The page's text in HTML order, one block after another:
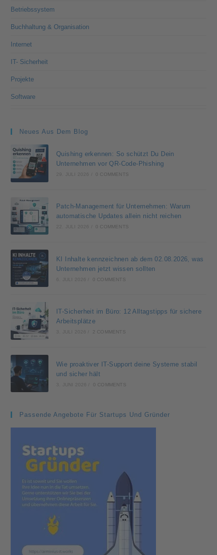
Betriebssystem
Buchhaltung & Organisation
Internet
IT- Sicherheit
Projekte
Software
Neues Aus Dem Blog
Quishing erkennen: So schützt Du Dein
Unternehmen vor QR-Code-Phishing
29. JULI 2026 0 COMMENTS
Patch-Management für Unternehmen: Warum
automatische Updates allein nicht reichen
22. JULI 2026 0 COMMENTS
KI Inhalte kennzeichnen ab dem 02.08.2026, was
Unternehmen jetzt wissen sollten
6. JULI 2026 0 COMMENTS
IT-Sicherheit im Büro: 12 Alltagstipps für sichere
Arbeitsplätze
3. JULI 2026 2 COMMENTS
Wie proaktiver IT-Support deine Systeme stabil
und sicher hält
3. JUNI 2026 0 COMMENTS
Passende Angebote Für Startups Und Gründer